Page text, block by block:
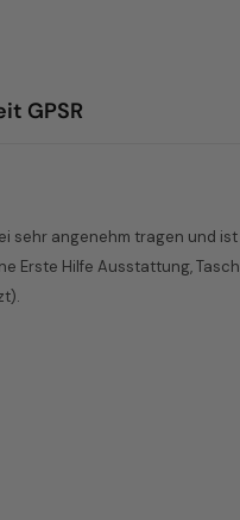
GPSR
sehr angenehm tragen und
Erste Hilfe Ausstattung,